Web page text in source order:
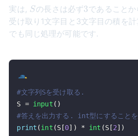
実は, S
Sの長さは必ず3
3であること
受け取り1文字目と3文字目の積を
でも同じ処理が可能です.
#文字列Sを受け取る.
S = input ( )
#答えを出力する. int型にすること
print (int (S [0] ) * int (S[2] )